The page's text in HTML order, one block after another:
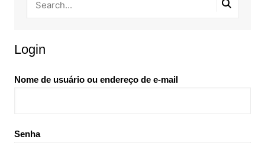
Login
Nome de usuário ou endereço de e-mail
Senha